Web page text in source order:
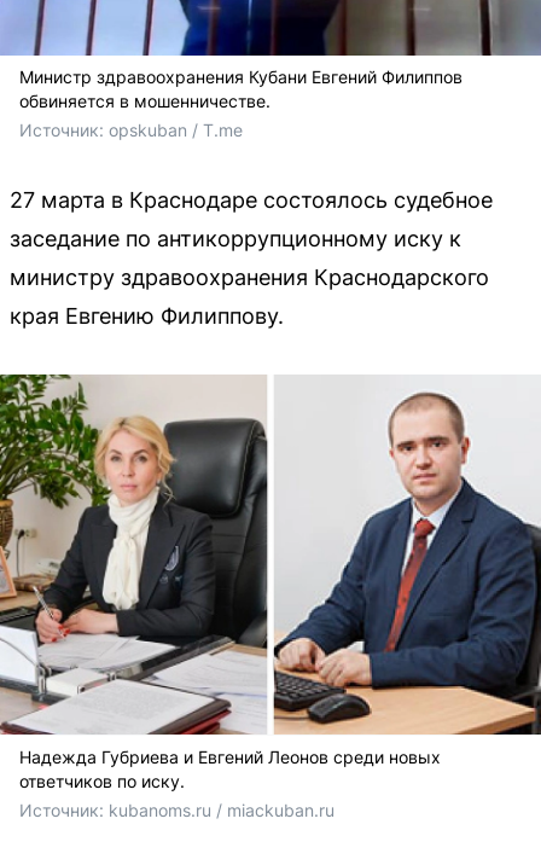
Министр здравоохранения Кубани Евгений Филиппов
обвиняется в мошенничестве.
Источник: opskuban / T.me
27 марта в Краснодаре состоялось судебное
заседание по антикоррупционному иску к
министру здравоохранения Краснодарского
края Евгению Филиппову.
Надежда Губриева и Евгений Леонов среди новых
ответчиков по иску.
Источник: kubanoms.ru / miackuban.ru